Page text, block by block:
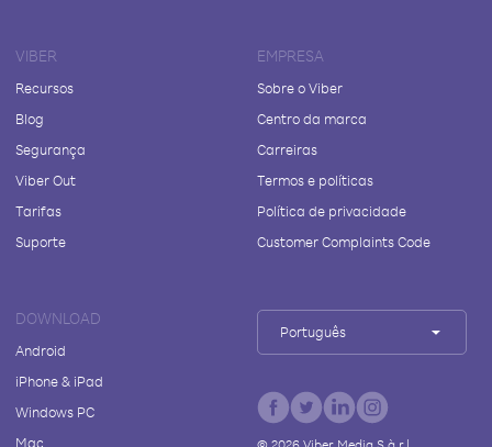
VIBER
Recursos
Blog
Segurança
Viber Out
Tarifas
Suporte
EMPRESA
Sobre o Viber
Centro da marca
Carreiras
Termos e políticas
Política de privacidade
Customer Complaints Code
DOWNLOAD
Android
iPhone & iPad
Windows PC
Mac
Português